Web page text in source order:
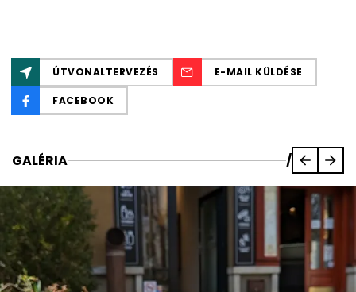
ÚTVONALTERVEZÉS E-MAIL KÜLDÉSE
FACEBOOK
GALÉRIA /